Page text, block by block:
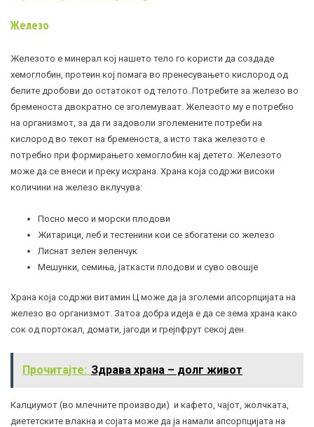
Железо
Железото е минерал кој нашето тело го користи да создаде
хемоглобин, протеин кој помага во пренесувањето кислород од
белите дробови до остатокот од телото. Потребите за железо во
бременоста двократно се зголемуваат. Железото му е потребно
на организмот, за да ги задоволи зголемените потреби на
кислород во текот на бременоста, а исто така железото е
потребно при формирањето хемоглобин кај детето. Железото
може да се внеси и преку исхрана. Храна која содржи високи
количини на железо вклучува:
Посно месо и морски плодови
Житарици, леб и тестенини кои се збогатени со железо
Лиснат зелен зеленчук
Мешунки, семиња, јаткасти плодови и суво овошје
Храна која содржи витамин Ц може да ја зголеми апсорпцијата на
железо во организмот. Затоа добра идеја е да се зема храна како
сок од портокал, домати, јагоди и грејпфрут секој ден.
Прочитајте: Здрава храна – долг живот
Калциумот (во млечните производи) и кафето, чајот, жолчката,
диететските влакна и сојата може да ја намали апсорпцијата на